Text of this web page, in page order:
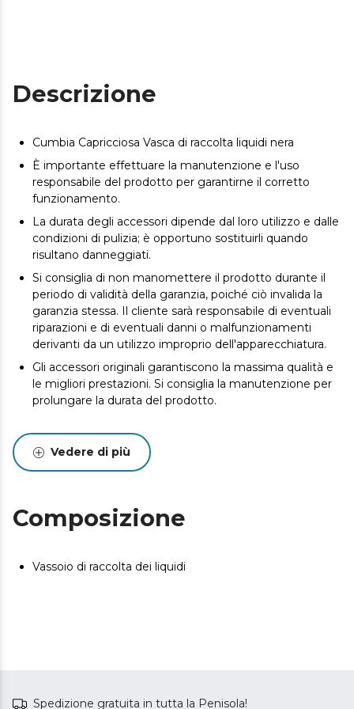
Descrizione
Cumbia Capricciosa Vasca di raccolta liquidi nera
È importante effettuare la manutenzione e l'uso
responsabile del prodotto per garantirne il corretto
funzionamento.
La durata degli accessori dipende dal loro utilizzo e dalle
condizioni di pulizia; è opportuno sostituirli quando
risultano danneggiati.
Si consiglia di non manomettere il prodotto durante il
periodo di validità della garanzia, poiché ciò invalida la
garanzia stessa. Il cliente sarà responsabile di eventuali
riparazioni e di eventuali danni o malfunzionamenti
derivanti da un utilizzo improprio dell'apparecchiatura.
Gli accessori originali garantiscono la massima qualità e
le migliori prestazioni. Si consiglia la manutenzione per
prolungare la durata del prodotto.
Vedere di più
Composizione
Vassoio di raccolta dei liquidi
Spedizione gratuita in tutta la Penisola!